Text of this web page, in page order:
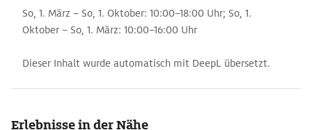
So, 1. März – So, 1. Oktober: 10:00–18:00 Uhr; So, 1.
Oktober – So, 1. März: 10:00–16:00 Uhr
Dieser Inhalt wurde automatisch mit DeepL übersetzt.
Erlebnisse in der Nähe